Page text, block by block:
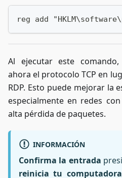
reg add
Al ejecutar este
ahora el protocolo TCP en
RDP. Esto puede mejorar la
especialmente en redes
alta pérdida de paquetes.
INFORMACIÓN
Confirma la entrada
reinicia tu